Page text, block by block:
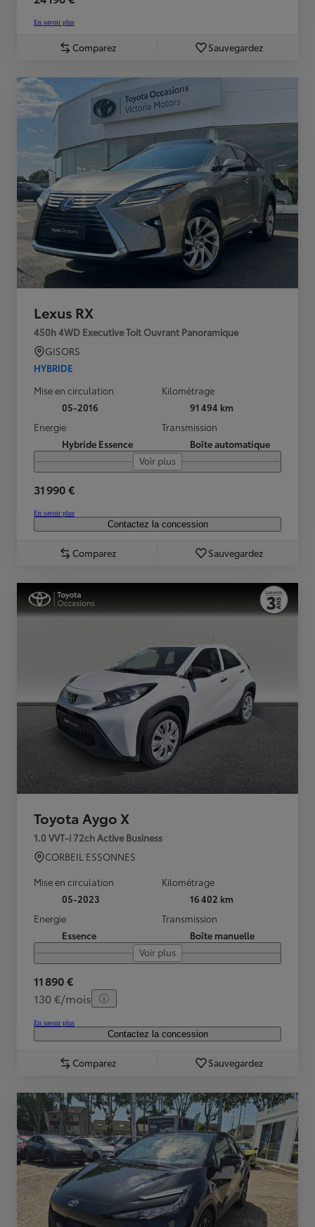
En savoir plus
Comparez Sauvegardez
Lexus RX
450h 4WD Executive Toit Ouvrant Panoramique
GISORS
HYBRIDE
Mise en circulation
05-2016
Kilométrage
91 494 km
Energie
Hybride Essence
Transmission
Boîte automatique
Voir plus
31 990 €
En savoir plus
Contactez la concession
Comparez Sauvegardez
Toyota Aygo X
1.0 VVT-i 72ch Active Business
CORBEIL ESSONNES
Mise en circulation
05-2023
Kilométrage
16 402 km
Energie
Essence
Transmission
Boîte manuelle
Voir plus
11 890 €
130 €/mois
En savoir plus
Contactez la concession
Comparez Sauvegardez